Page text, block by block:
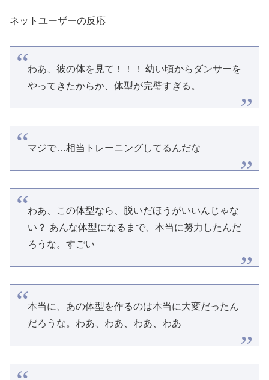
ネットユーザーの反応
わあ、彼の体を見て！！！ 幼い頃からダンサーを
やってきたからか、体型が完璧すぎる。
マジで…相当トレーニングしてるんだな
わあ、この体型なら、脱いだほうがいいんじゃな
い？ あんな体型になるまで、本当に努力したんだ
ろうな。すごい
本当に、あの体型を作るのは本当に大変だったん
だろうな。わあ、わあ、わあ、わあ